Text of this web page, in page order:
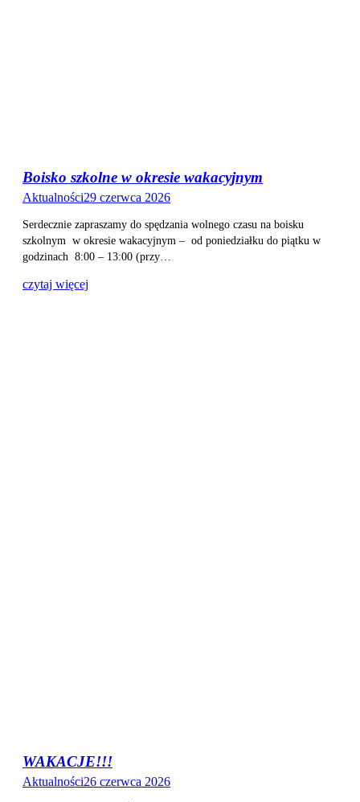
Boisko szkolne w okresie wakacyjnym
Aktualności29 czerwca 2026
Serdecznie zapraszamy do spędzania wolnego czasu na boisku
szkolnym w okresie wakacyjnym – od poniedziałku do piątku w
godzinach 8:00 – 13:00 (przy…
czytaj więcej
WAKACJE!!!
Aktualności26 czerwca 2026